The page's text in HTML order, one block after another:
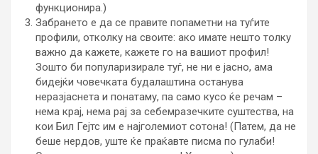
функционира.)
Забрането е да се правите попаметни на туѓите
профили, отколку на своите: ако имате нешто толку
важно да кажете, кажете го на вашиот профил!
Зошто би популаризирале туѓ, не ни е јасно, ама
бидејќи човечката будалаштина останува
неразјаснета и понатаму, па само кусо ќе речам –
нема крај, нема рај за себемразечките суштества, на
кои Бил Гејтс им е најголемиот сотона! (Патем, да не
беше нердов, уште ќе праќавте писма по гулаби!